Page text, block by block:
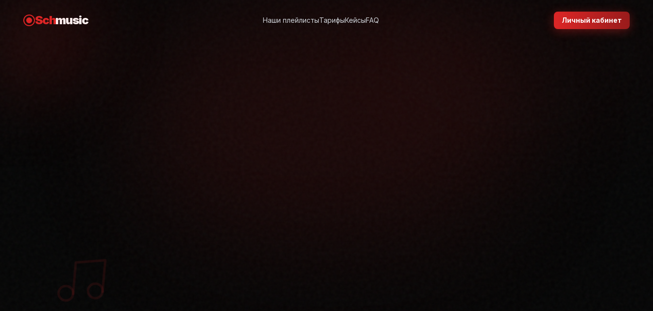
Schmusic Наши плейлистыТарифыКейсыFAQ Личный кабинет